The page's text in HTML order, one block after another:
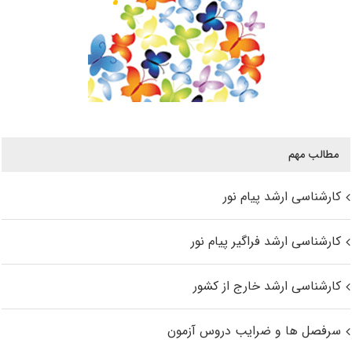
مطالب مهم
کارشناسی ارشد پیام نور
کارشناسی ارشد فراگیر پیام نور
کارشناسی ارشد خارج از کشور
سرفصل ها و ضرایب دروس آزمون